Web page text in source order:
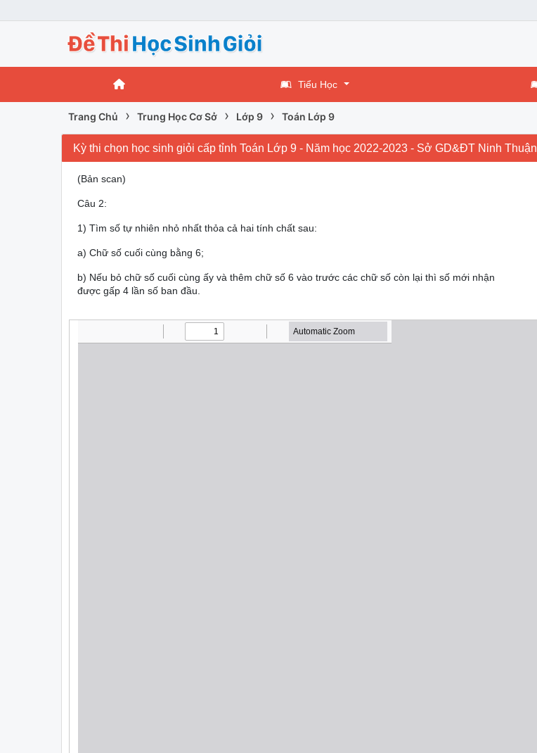
Tiểu Học
Trang Chủ › Trung Học Cơ Sở › Lớp 9 › Toán Lớp 9
Kỳ thi chọn học sinh giỏi cấp tỉnh Toán Lớp 9 - Năm học 2022-2023 - Sở GD&ĐT Ninh Thuận
(Bản scan)
Câu 2:
1) Tìm số tự nhiên nhỏ nhất thỏa cả hai tính chất sau:
a) Chữ số cuối cùng bằng 6;
b) Nếu bỏ chữ số cuối cùng ấy và thêm chữ số 6 vào trước các chữ số còn lại thì số mới nhận
được gấp 4 lần số ban đầu.